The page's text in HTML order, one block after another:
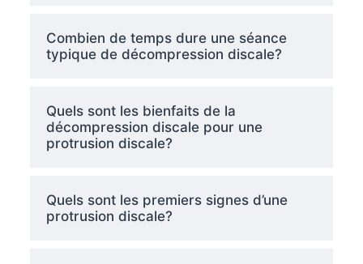
Combien de temps dure une séance
typique de décompression discale?
Quels sont les bienfaits de la
décompression discale pour une
protrusion discale?
Quels sont les premiers signes d’une
protrusion discale?